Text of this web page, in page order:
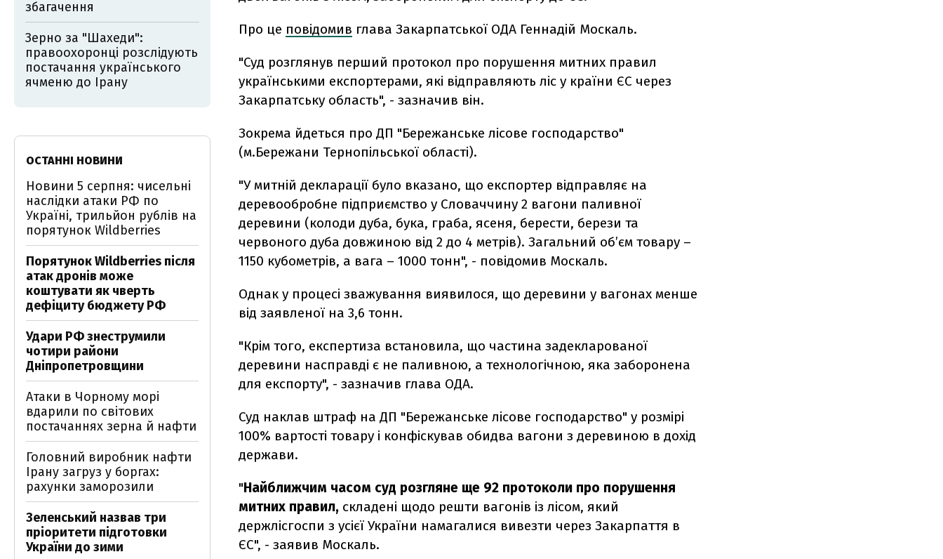
Про це повідомив глава Закарпатської ОДА Геннадій Москаль.
"Суд розглянув перший протокол про порушення митних правил
українськими експортерами, які відправляють ліс у країни ЄС через
Закарпатську область", - зазначив він.
Зокрема йдеться про ДП "Бережанське лісове господарство"
(м.Бережани Тернопільської області).
"У митній декларації було вказано, що експортер відправляє на
деревообробне підприємство у Словаччину 2 вагони паливної
деревини (колоди дуба, бука, граба, ясеня, берести, берези та
червоного дуба довжиною від 2 до 4 метрів). Загальний об’єм товару –
1150 кубометрів, а вага – 1000 тонн", - повідомив Москаль.
Однак у процесі зважування виявилося, що деревини у вагонах менше
від заявленої на 3,6 тонн.
"Крім того, експертиза встановила, що частина задекларованої
деревини насправді є не паливною, а технологічною, яка заборонена
для експорту", - зазначив глава ОДА.
Суд наклав штраф на ДП "Бережанське лісове господарство" у розмірі
100% вартості товару і конфіскував обидва вагони з деревиною в дохід
держави.
"Найближчим часом суд розгляне ще 92 протоколи про порушення
митних правил, складені щодо решти вагонів із лісом, який
держлісгоспи з усієї України намагалися вивезти через Закарпаття в
ЄС", - заявив Москаль.
збагачення
Зерно за "Шахеди":
правоохоронці розслідують
постачання українського
ячменю до Ірану
ОСТАННІ НОВИНИ
Новини 5 серпня: чисельні
наслідки атаки РФ по
Україні, трильйон рублів на
порятунок Wildberries
Порятунок Wildberries після
атак дронів може
коштувати як чверть
дефіциту бюджету РФ
Удари РФ знеструмили
чотири райони
Дніпропетровщини
Атаки в Чорному морі
вдарили по світових
постачаннях зерна й нафти
Головний виробник нафти
Ірану загруз у боргах:
рахунки заморозили
Зеленський назвав три
пріоритети підготовки
України до зими